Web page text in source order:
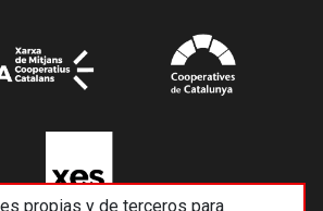
propias y de terceros para